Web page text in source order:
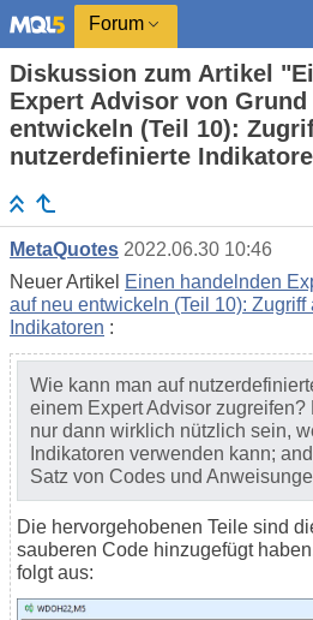
Forum
Diskussion zum Artikel
Expert Advisor von Grund
entwickeln (Teil 10):
nutzerdefinierte
MetaQuotes 2022.06.30 10:46
Neuer Artikel Einen handelnden
auf neu entwickeln (Teil 10):
Indikatoren :
Wie kann man auf
einem Expert Advisor
nur dann wirklich nützlich sein,
Indikatoren verwenden kann;
Satz von Codes und
Die hervorgehobenen Teile sind
sauberen Code hinzugefügt
folgt aus: